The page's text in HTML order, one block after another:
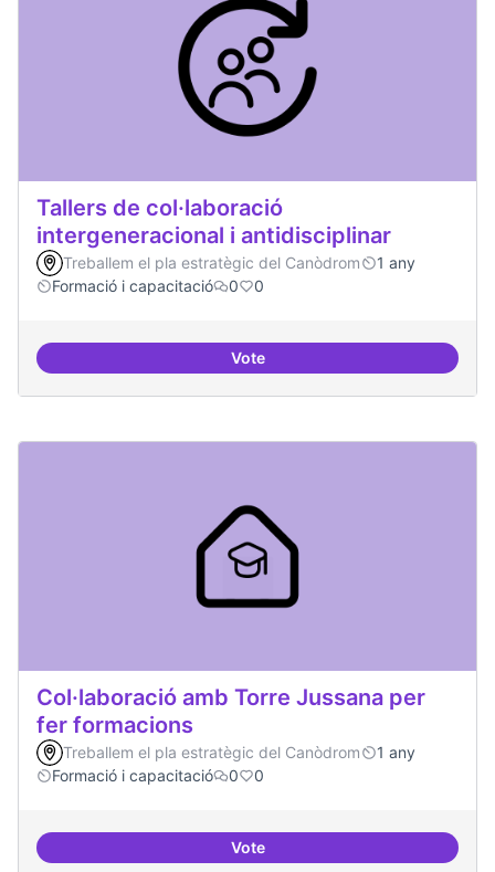
Tallers de col·laboració
intergeneracional i antidisciplinar
Treballem el pla estratègic del Canòdrom
1 any
Formació i capacitació
0 0
VoteTallers de col·laboració
Col·laboració amb Torre Jussana per
fer formacions
Treballem el pla estratègic del Canòdrom
1 any
Formació i capacitació
0 0
VoteCol·laboració amb Torre